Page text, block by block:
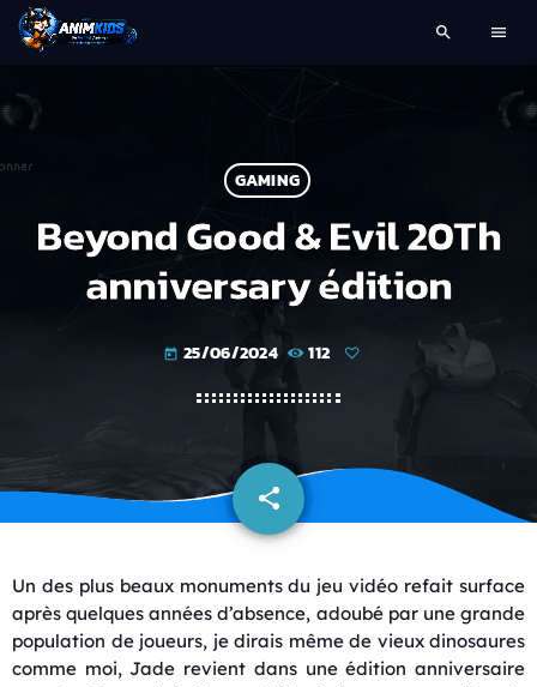
search menu
GAMING
Beyond Good & Evil 20Th
anniversary édition
today 25/06/2024 112
share
email
Un des plus beaux monuments du jeu vidéo refait surface
après quelques années d’absence, adoubé par une grande
population de joueurs, je dirais même de vieux dinosaures
comme moi, Jade revient dans une édition anniversaire